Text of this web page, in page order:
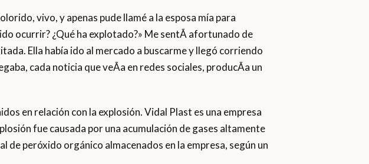
vivo, y apenas pude llamé a la esposa mía para
ocurrir? ¿Qué ha explotado?» Me sentÃ­ afortunado de
Ella había ido al mercado a buscarme y llegó corriendo
cada noticia que veÃ­a en redes sociales, producÃ­a un
en relación con la explosión. Vidal Plast es una empresa
fue causada por una acumulación de gases altamente
peróxido orgánico almacenados en la empresa, según un